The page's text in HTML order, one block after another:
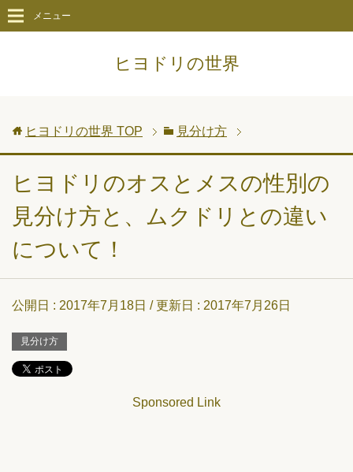
ヒヨドリの世界
メニュー
ヒヨドリの世界 TOP 見分け方
ヒヨドリのオスとメスの性別の
見分け方と、ムクドリとの違い
について！
公開日 : 2017年7月18日 / 更新日 : 2017年7月26日
見分け方
Sponsored Link